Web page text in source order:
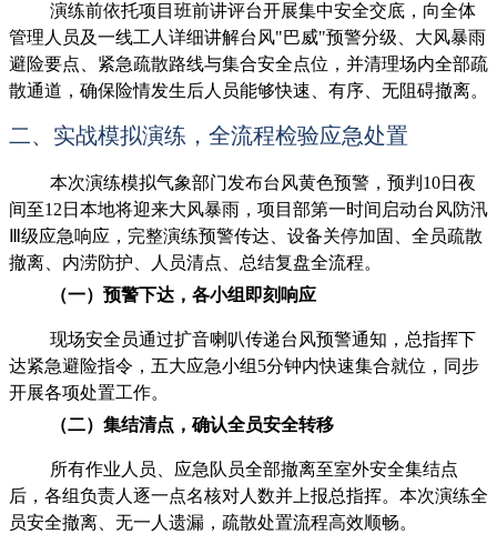
演练前依托项目班前讲评台开展集中安全交底，向全体
管理人员及一线工人详细讲解台风"巴威"预警分级、大风暴雨
避险要点、紧急疏散路线与集合安全点位，并清理场内全部疏
散通道，确保险情发生后人员能够快速、有序、无阻碍撤离。
二、实战模拟演练，全流程检验应急处置
本次演练模拟气象部门发布台风黄色预警，预判10日夜
间至12日本地将迎来大风暴雨，项目部第一时间启动台风防汛
Ⅲ级应急响应，完整演练预警传达、设备关停加固、全员疏散
撤离、内涝防护、人员清点、总结复盘全流程。
（一）预警下达，各小组即刻响应
现场安全员通过扩音喇叭传递台风预警通知，总指挥下
达紧急避险指令，五大应急小组5分钟内快速集合就位，同步
开展各项处置工作。
（二）集结清点，确认全员安全转移
所有作业人员、应急队员全部撤离至室外安全集结点
后，各组负责人逐一点名核对人数并上报总指挥。本次演练全
员安全撤离、无一人遗漏，疏散处置流程高效顺畅。